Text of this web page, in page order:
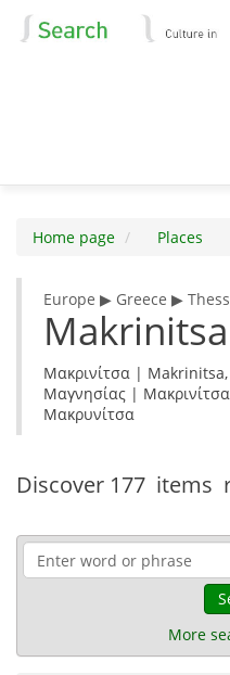
Home page Places
Europe ▶ Greece ▶
Makrinitsa
Μακρινίτσα |
Μαγνησίας |
Μακρυνίτσα
Discover 177 items
More